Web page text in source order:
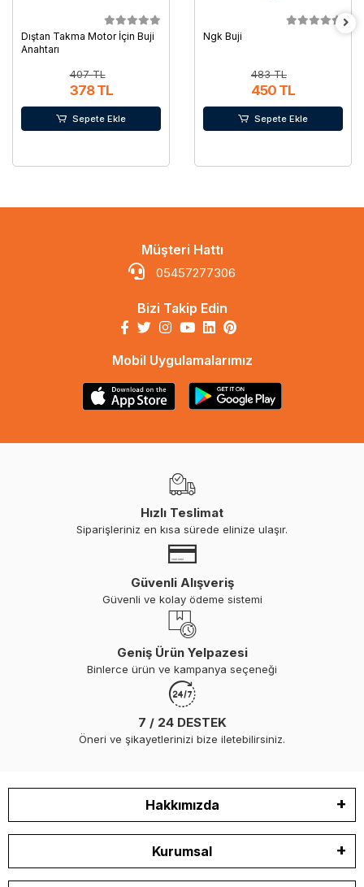
Dıştan Takma Motor İçin Buji
Anahtarı
407 TL
378 TL
Sepete Ekle
Ngk Buji
483 TL
450 TL
Sepete Ekle
Müşteri Hattı
05457277306
Bizi Takip Edin
Mobil Uygulamalarımız
Hızlı Teslimat
Siparişleriniz en kısa sürede elinize ulaşır.
Güvenli Alışveriş
Güvenli ve kolay ödeme sistemi
Geniş Ürün Yelpazesi
Binlerce ürün ve kampanya seçeneği
7 / 24 DESTEK
Öneri ve şikayetlerinizi bize iletebilirsiniz.
Hakkımızda
Kurumsal